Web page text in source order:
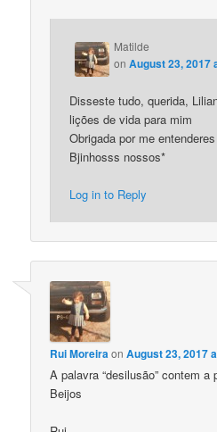
Matilde
onAugust 23, 2017
Disseste tudo, querida,
lições de vida para mim
Obrigada por me entenderes
Bjinhosss nossos*
Log in to Reply
Rui Moreira onAugust 23, 2017
A palavra “desilusão” contem a
Beijos